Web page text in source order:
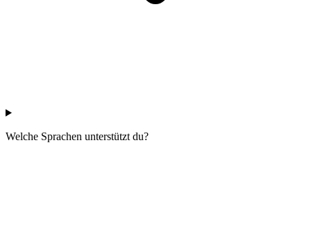
Welche Sprachen unterstützt du?